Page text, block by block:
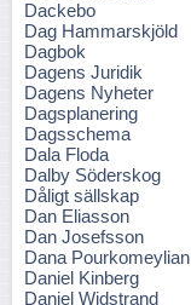
Dackebo
Dag Hammarskjöld
Dagbok
Dagens Juridik
Dagens Nyheter
Dagsplanering
Dagsschema
Dala Floda
Dalby Söderskog
Dåligt sällskap
Dan Eliasson
Dan Josefsson
Dana Pourkomeylian
Daniel Kinberg
Daniel Widstrand